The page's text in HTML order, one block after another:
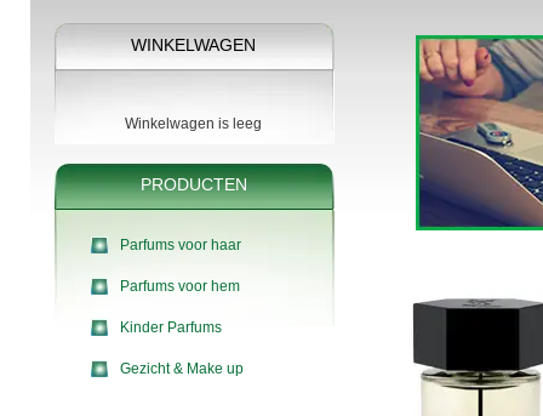
WINKELWAGEN
Winkelwagen is leeg
PRODUCTEN
Parfums voor haar
Parfums voor hem
Kinder Parfums
Gezicht & Make up